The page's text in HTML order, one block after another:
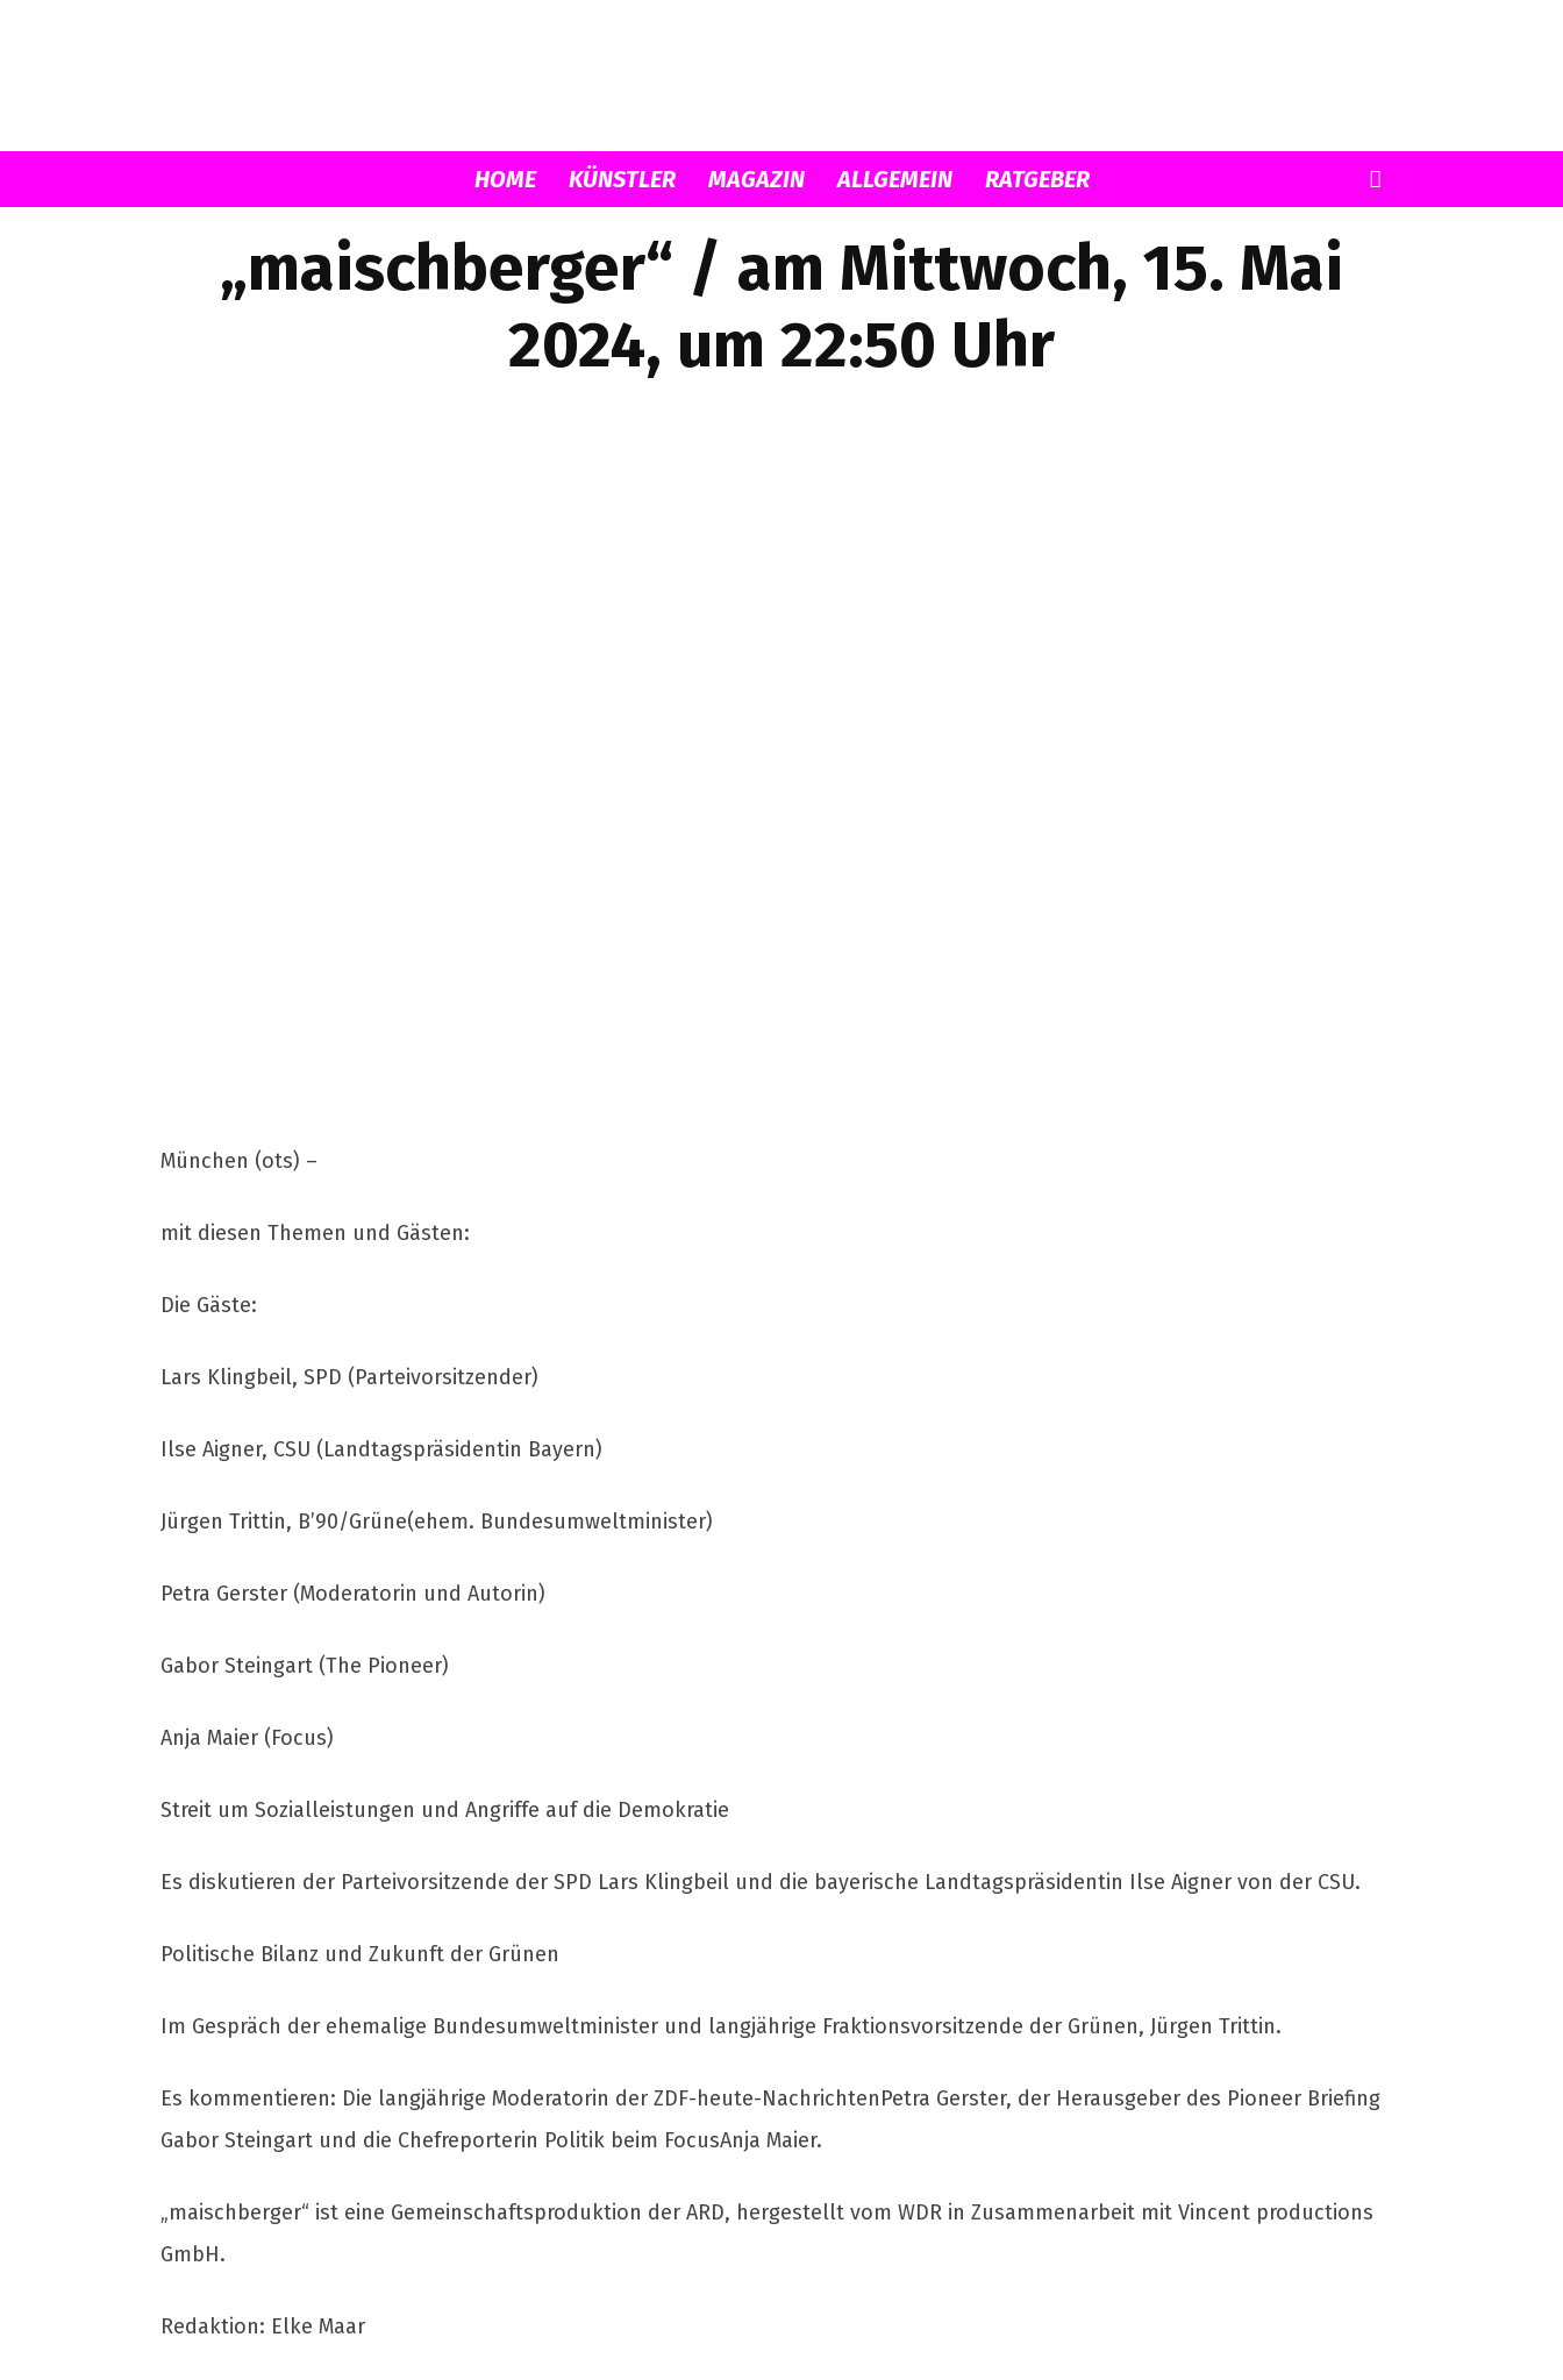
Musicload
HOME KÜNSTLER MAGAZIN ALLGEMEIN RATGEBER
„maischberger“ / am Mittwoch, 15. Mai
2024, um 22:50 Uhr
München (ots) –
mit diesen Themen und Gästen:
Die Gäste:
Lars Klingbeil, SPD (Parteivorsitzender)
Ilse Aigner, CSU (Landtagspräsidentin Bayern)
Jürgen Trittin, B’90/Grüne(ehem. Bundesumweltminister)
Petra Gerster (Moderatorin und Autorin)
Gabor Steingart (The Pioneer)
Anja Maier (Focus)
Streit um Sozialleistungen und Angriffe auf die Demokratie
Es diskutieren der Parteivorsitzende der SPD Lars Klingbeil und die bayerische Landtagspräsidentin Ilse Aigner von der CSU.
Politische Bilanz und Zukunft der Grünen
Im Gespräch der ehemalige Bundesumweltminister und langjährige Fraktionsvorsitzende der Grünen, Jürgen Trittin.
Es kommentieren: Die langjährige Moderatorin der ZDF-heute-NachrichtenPetra Gerster, der Herausgeber des Pioneer Briefing
Gabor Steingart und die Chefreporterin Politik beim FocusAnja Maier.
„maischberger“ ist eine Gemeinschaftsproduktion der ARD, hergestellt vom WDR in Zusammenarbeit mit Vincent productions
GmbH.
Redaktion: Elke Maar